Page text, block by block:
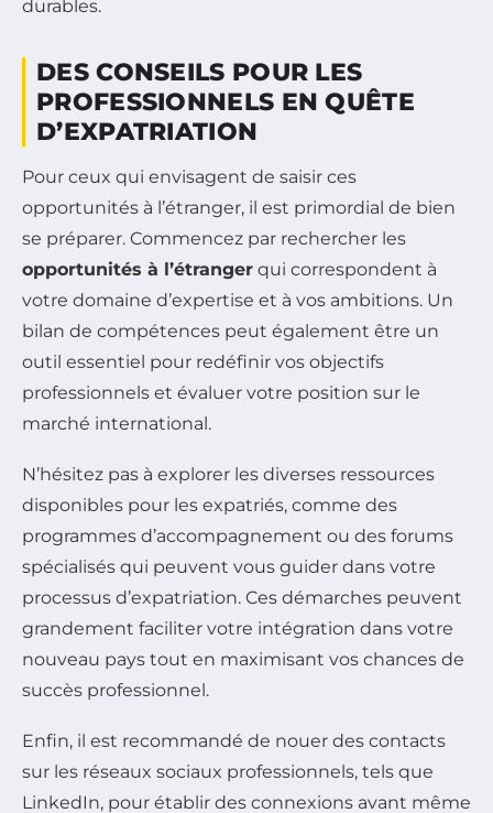
durables.
DES CONSEILS POUR LES
PROFESSIONNELS EN QUÊTE
D’EXPATRIATION
Pour ceux qui envisagent de saisir ces
opportunités à l’étranger, il est primordial de bien
se préparer. Commencez par rechercher les
opportunités à l’étranger qui correspondent à
votre domaine d’expertise et à vos ambitions. Un
bilan de compétences peut également être un
outil essentiel pour redéfinir vos objectifs
professionnels et évaluer votre position sur le
marché international.
N’hésitez pas à explorer les diverses ressources
disponibles pour les expatriés, comme des
programmes d’accompagnement ou des forums
spécialisés qui peuvent vous guider dans votre
processus d’expatriation. Ces démarches peuvent
grandement faciliter votre intégration dans votre
nouveau pays tout en maximisant vos chances de
succès professionnel.
Enfin, il est recommandé de nouer des contacts
sur les réseaux sociaux professionnels, tels que
LinkedIn, pour établir des connexions avant même